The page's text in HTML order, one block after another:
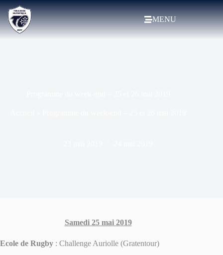
MENU
Samedi 25 mai 2019
Ecole de Rugby : Challenge Auriolle (Gratentour)